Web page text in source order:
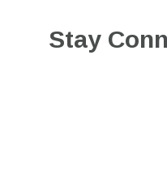
Stay